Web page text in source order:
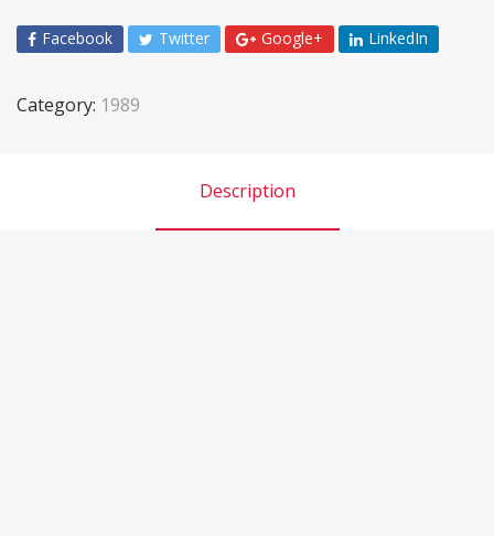
Facebook Twitter Google+ LinkedIn
Category: 1989
Description